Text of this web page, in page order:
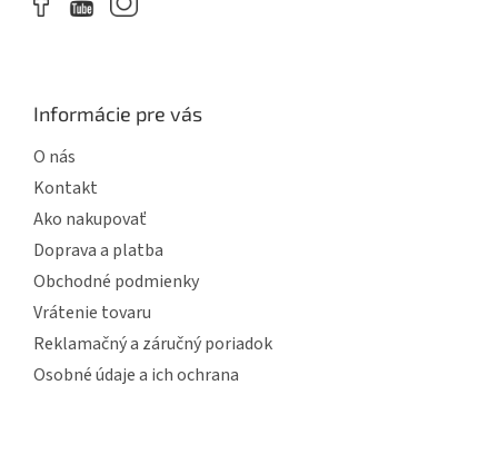
Informácie pre vás
O nás
Kontakt
Ako nakupovať
Doprava a platba
Obchodné podmienky
Vrátenie tovaru
Reklamačný a záručný poriadok
Osobné údaje a ich ochrana